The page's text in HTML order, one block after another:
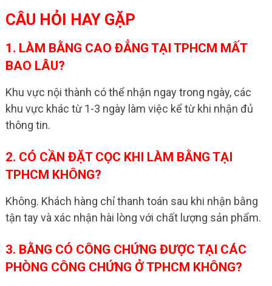
CÂU HỎI HAY GẶP
1. LÀM BẰNG CAO ĐẲNG TẠI TPHCM MẤT
BAO LÂU?
Khu vực nội thành có thể nhận ngay trong ngày, các
khu vực khác từ 1-3 ngày làm việc kể từ khi nhận đủ
thông tin.
2. CÓ CẦN ĐẶT CỌC KHI LÀM BẰNG TẠI
TPHCM KHÔNG?
Không. Khách hàng chỉ thanh toán sau khi nhận bằng
tận tay và xác nhận hài lòng với chất lượng sản phẩm.
3. BẰNG CÓ CÔNG CHỨNG ĐƯỢC TẠI CÁC
PHÒNG CÔNG CHỨNG Ở TPHCM KHÔNG?